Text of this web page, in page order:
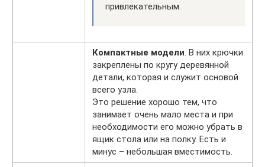
привлекательным.
Компактные модели. В них крючки
закреплены по кругу деревянной
детали, которая и служит основой
всего узла.
Это решение хорошо тем, что
занимает очень мало места и при
необходимости его можно убрать в
ящик стола или на полку. Есть и
минус – небольшая вместимость.